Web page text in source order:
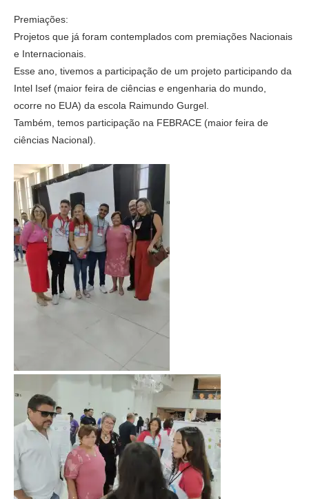
Premiações:
Projetos que já foram contemplados com premiações Nacionais
e Internacionais.
Esse ano, tivemos a participação de um projeto participando da
Intel Isef (maior feira de ciências e engenharia do mundo,
ocorre no EUA) da escola Raimundo Gurgel.
Também, temos participação na FEBRACE (maior feira de
ciências Nacional).